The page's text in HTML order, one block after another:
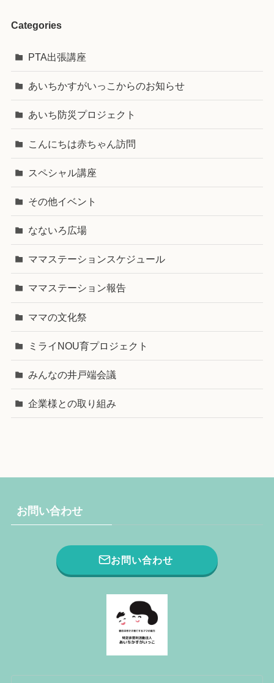
Categories
PTA出張講座
あいちかすがいっこからのお知らせ
あいち防災プロジェクト
こんにちは赤ちゃん訪問
スペシャル講座
その他イベント
なないろ広場
ママステーションスケジュール
ママステーション報告
ママの文化祭
ミライNOU育プロジェクト
みんなの井戸端会議
企業様との取り組み
お問い合わせ
お問い合わせ